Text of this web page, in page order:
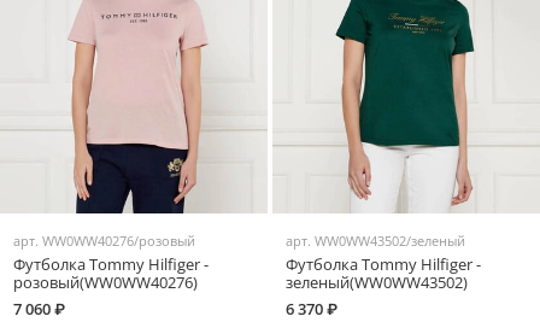
арт.WW0WW40276/розовый
Футболка Tommy Hilfiger -
розовый(WW0WW40276)
7 060 ₽
арт. WW0WW43502/зеленый
Футболка Tommy Hilfiger -
зеленый(WW0WW43502)
6 370 ₽